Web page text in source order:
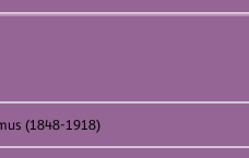
(1848-1918)